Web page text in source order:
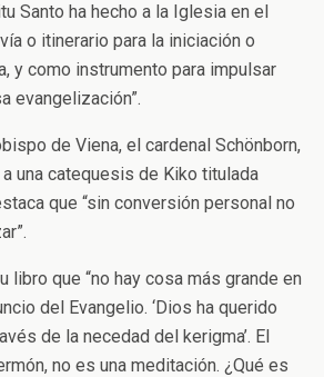
Santo ha hecho a la Iglesia en el
o itinerario para la iniciación o
y como instrumento para impulsar
evangelización”.
de Viena, el cardenal Schönborn,
una catequesis de Kiko titulada
que “sin conversión personal no
libro que “no hay cosa más grande en
del Evangelio. ‘Dios ha querido
de la necedad del kerigma’. El
no es una meditación. ¿Qué es